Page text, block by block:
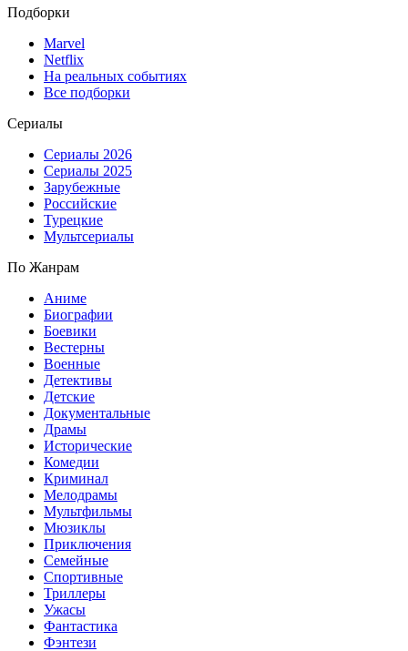
Подборки
Marvel
Netflix
На реальных событиях
Все подборки
Сериалы
Сериалы 2026
Сериалы 2025
Зарубежные
Российские
Турецкие
Мультсериалы
По Жанрам
Аниме
Биографии
Боевики
Вестерны
Военные
Детективы
Детские
Документальные
Драмы
Исторические
Комедии
Криминал
Мелодрамы
Мультфильмы
Мюзиклы
Приключения
Семейные
Спортивные
Триллеры
Ужасы
Фантастика
Фэнтези